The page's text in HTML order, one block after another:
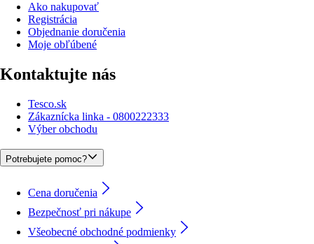
Ako nakupovať
Registrácia
Objednanie doručenia
Moje obľúbené
Kontaktujte nás
Tesco.sk
Zákaznícka linka - 0800222333
Výber obchodu
Potrebujete pomoc?
Cena doručenia
Bezpečnosť pri nákupe
Všeobecné obchodné podmienky